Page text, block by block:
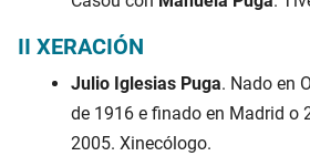
II XERACIÓN
Julio Iglesias Puga. Nado en
de 1916 e finado en Madrid o
2005. Xinecólogo.